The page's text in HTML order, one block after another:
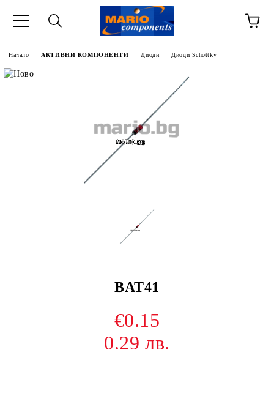
Начало АКТИВНИ КОМПОНЕНТИ Диоди Диоди Schottky
BAT41
€0.15
0.29 лв.